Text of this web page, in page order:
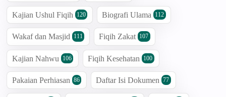
Kajian Ushul Fiqih 120 Biografi Ulama 112
Wakaf dan Masjid 111 Fiqih Zakat 107
Kajian Nahwu 106 Fiqih Kesehatan 100
Pakaian Perhiasan 86 Daftar Isi Dokumen 77